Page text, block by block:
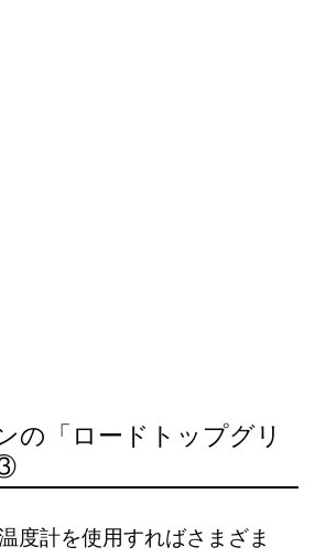
の「ロードトップグリ
度計を使用すればさまざま